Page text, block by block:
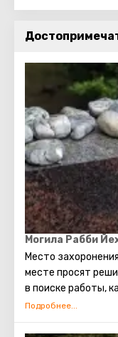
Могила Рабби
Место
месте просят
в поиске работы,
словом деньги.